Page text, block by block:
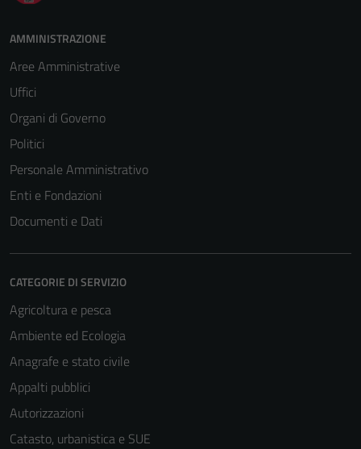
AMMINISTRAZIONE
Aree Amministrative
Uffici
Organi di Governo
Politici
Personale Amministrativo
Enti e Fondazioni
Documenti e Dati
CATEGORIE DI SERVIZIO
Agricoltura e pesca
Ambiente ed Ecologia
Anagrafe e stato civile
Appalti pubblici
Autorizzazioni
Catasto, urbanistica e SUE